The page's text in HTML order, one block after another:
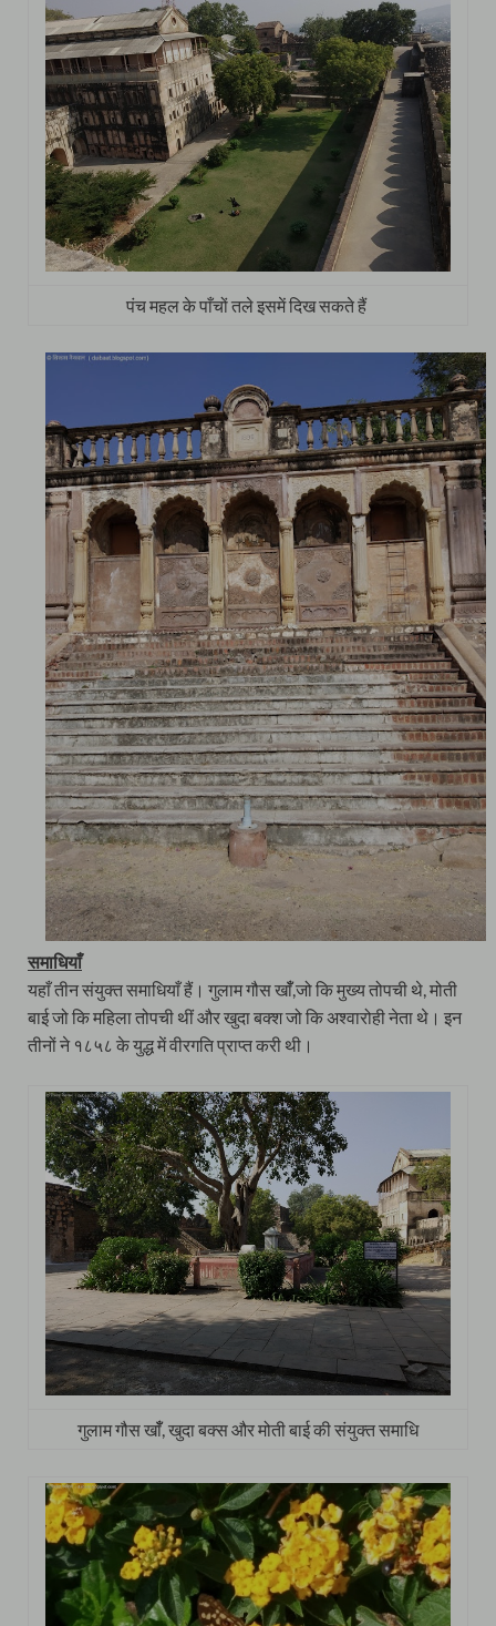
पंच महल के पाँचों तले इसमें दिख सकते हैं
समाधियाँ
यहाँ तीन संयुक्त समाधियाँ हैं। गुलाम गौस खाँँ,जो कि मुख्य तोपची थे, मोती
बाई जो कि महिला तोपची थीं और खुदा बक्श जो कि अश्वारोही नेता थे। इन
तीनों ने १८५८ के युद्ध में वीरगति प्राप्त करी थी।
गुलाम गौस खाँँ, खुदा बक्स और मोती बाई की संयुक्त समाधि